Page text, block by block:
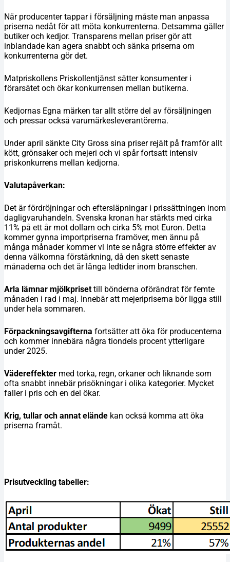
När producenter tappar i försäljning måste man anpassa
priserna nedåt för att möta konkurrenterna. Detsamma gäller
butiker och kedjor. Transparens mellan priser gör att
inblandade kan agera snabbt och sänka priserna om
konkurrenterna gör det.
Matpriskollens Priskollentjänst sätter konsumenter i
förarsätet och ökar konkurrensen mellan butikerna.
Kedjornas Egna märken tar allt större del av försäljningen
och pressar också varumärkesleverantörerna.
Under april sänkte City Gross sina priser rejält på framför allt
kött, grönsaker och mejeri och vi spår fortsatt intensiv
priskonkurrens mellan kedjorna.
Valutapåverkan:
Det är fördröjningar och eftersläpningar i prissättningen inom
dagligvaruhandeln. Svenska kronan har stärkts med cirka
11% på ett år mot dollarn och cirka 5% mot Euron. Detta
kommer gynna importpriserna framöver, men ännu på
många månader kommer vi inte se några större effekter av
denna välkomna förstärkning, då den skett senaste
månaderna och det är långa ledtider inom branschen.
Arla lämnar mjölkprisettill bönderna oförändrat för femte
månaden i rad i maj. Innebär att mejeripriserna bör ligga still
under hela sommaren.
Förpackningsavgifterna fortsätter att öka för producenterna
och kommer innebära några tiondels procent ytterligare
under 2025.
Vädereffekter med torka, regn, orkaner och liknande som
ofta snabbt innebär prisökningar i olika kategorier. Mycket
faller i pris och en del ökar.
Krig, tullar och annat elände kan också komma att öka
priserna framåt.
Prisutveckling tabeller: